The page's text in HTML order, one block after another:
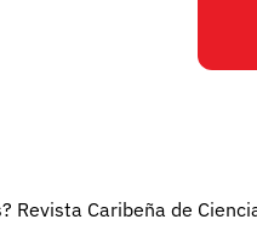
Revista Caribeña de